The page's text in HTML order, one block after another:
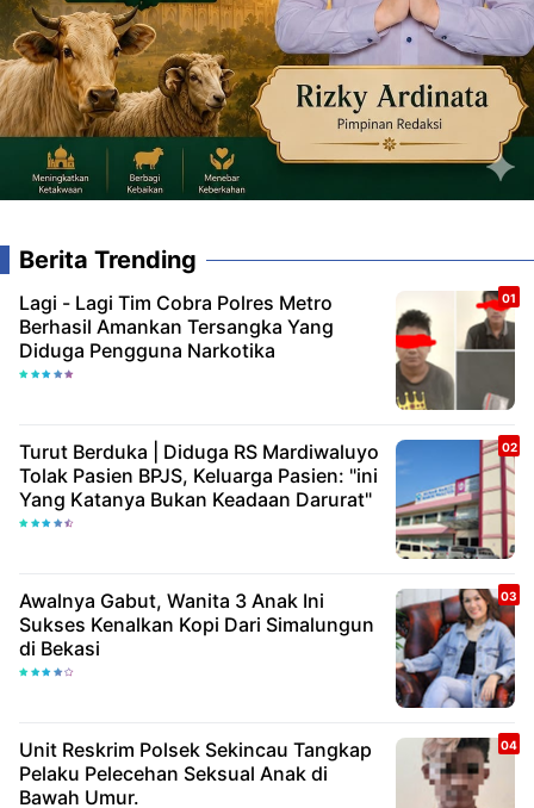
Berita Trending
Lagi - Lagi Tim Cobra Polres Metro
Berhasil Amankan Tersangka Yang
Diduga Pengguna Narkotika
Turut Berduka | Diduga RS Mardiwaluyo
Tolak Pasien BPJS, Keluarga Pasien: "ini
Yang Katanya Bukan Keadaan Darurat"
Awalnya Gabut, Wanita 3 Anak Ini
Sukses Kenalkan Kopi Dari Simalungun
di Bekasi
Unit Reskrim Polsek Sekincau Tangkap
Pelaku Pelecehan Seksual Anak di
Bawah Umur.